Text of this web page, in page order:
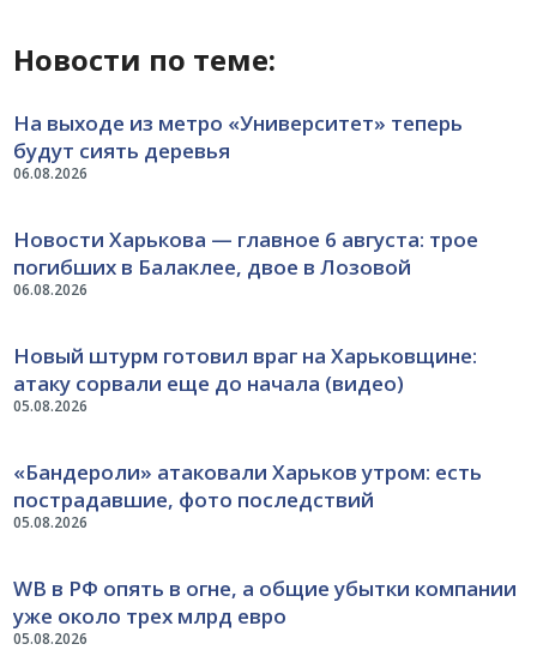
Новости по теме:
06.08.2026
На выходе из метро «Университет» теперь
будут сиять деревья
06.08.2026
Новости Харькова — главное 6 августа: трое
погибших в Балаклее, двое в Лозовой
05.08.2026
Новый штурм готовил враг на Харьковщине:
атаку сорвали еще до начала (видео)
05.08.2026
«Бандероли» атаковали Харьков утром: есть
пострадавшие, фото последствий
05.08.2026
WB в РФ опять в огне, а общие убытки компании
уже около трех млрд евро